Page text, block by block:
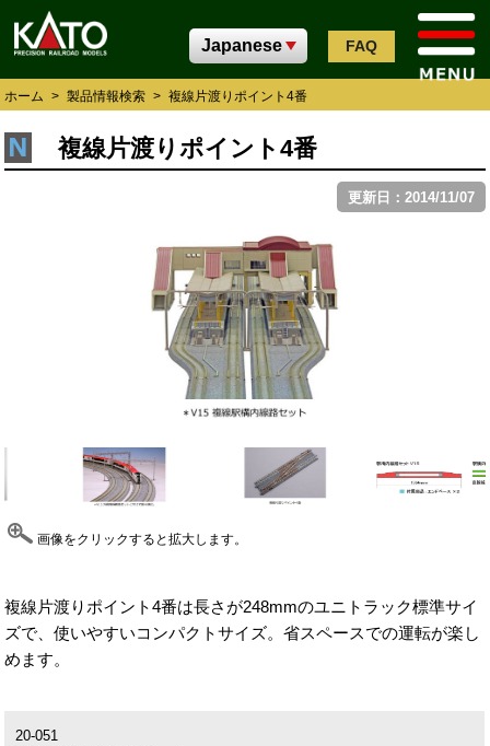
FAQ
ホーム > 製品情報検索 > 複線片渡りポイント4番
複線片渡りポイント4番
更新日：2014/11/07
画像をクリックすると拡大します。
複線片渡りポイント4番は長さが248mmのユニトラック標準サイ
ズで、使いやすいコンパクトサイズ。省スペースでの運転が楽し
めます。
20-051